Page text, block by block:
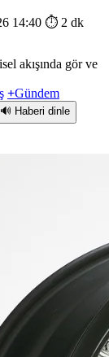
14:40 ⏱️ 2 dk
akışında gör ve
+Gündem
🔊 Haberi dinle